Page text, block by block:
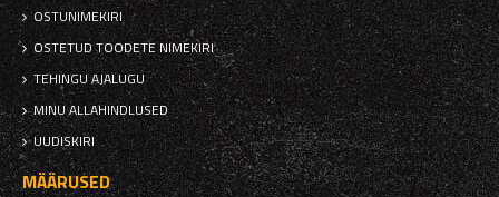
OSTUNIMEKIRI
OSTETUD TOODETE NIMEKIRI
TEHINGU AJALUGU
MINU ALLAHINDLUSED
UUDISKIRI
MÄÄRUSED